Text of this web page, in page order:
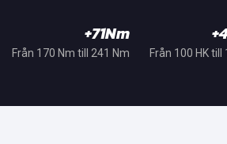
+71Nm
Från 170 Nm till 241 Nm Från 100 HK till